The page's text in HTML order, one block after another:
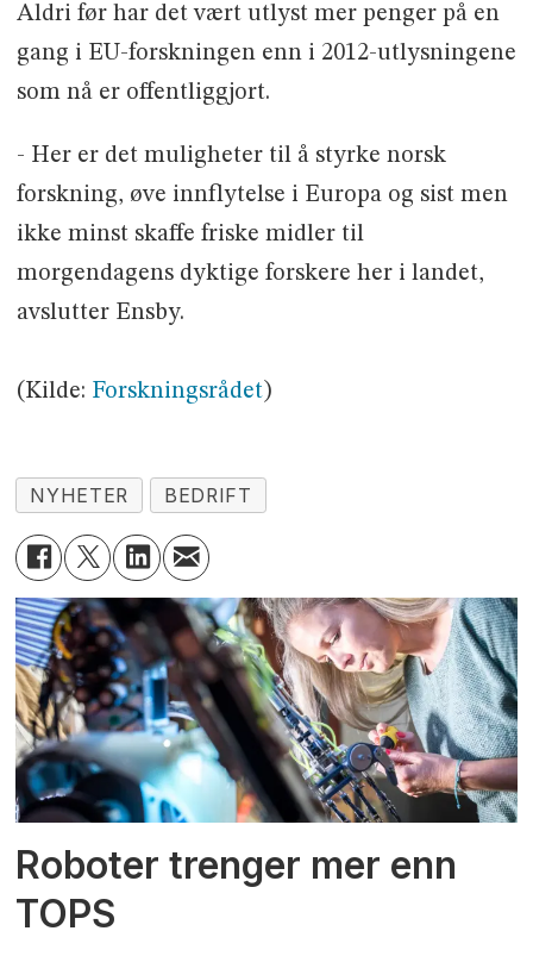
Aldri før har det vært utlyst mer penger på en
gang i EU-forskningen enn i 2012-utlysningene
som nå er offentliggjort.
- Her er det muligheter til å styrke norsk
forskning, øve innflytelse i Europa og sist men
ikke minst skaffe friske midler til
morgendagens dyktige forskere her i landet,
avslutter Ensby.
(Kilde: Forskningsrådet)
NYHETER BEDRIFT
Roboter trenger mer enn
TOPS